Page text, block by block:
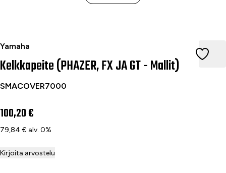
Yamaha
Kelkkapeite (PHAZER, FX JA GT - Mallit)
Kelkkapeite (PHAZER, FX JA GT - Mallit)
SMACOVER7000
100,20 €
79,84 € alv. 0%
Kirjoita arvostelu